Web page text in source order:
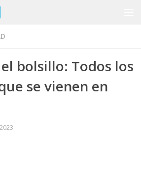
bolsillo: Todos los
se vienen en